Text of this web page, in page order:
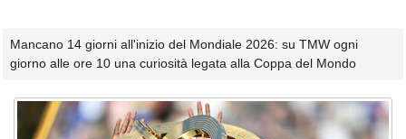
Mancano 14 giorni all'inizio del Mondiale 2026: su TMW ogni
giorno alle ore 10 una curiosità legata alla Coppa del Mondo